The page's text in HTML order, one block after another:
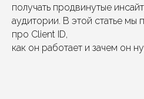
получать продвинутые
аудитории. В этой статье
про Client ID,
как он работает и зачем он